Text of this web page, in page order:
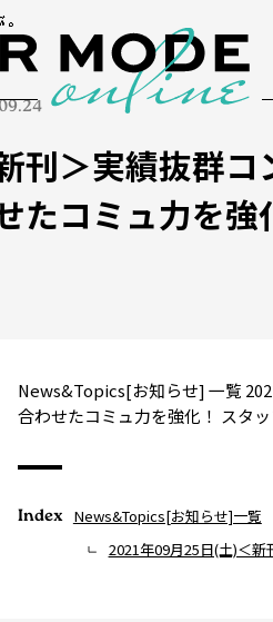
刊＞実績抜群
たコミュ力を強
News&Topics[お知らせ] 一覧
合わせたコミュ力を強化！ スタ
Index News&Topics[お知らせ]一覧
2021年09月25日(土)＜